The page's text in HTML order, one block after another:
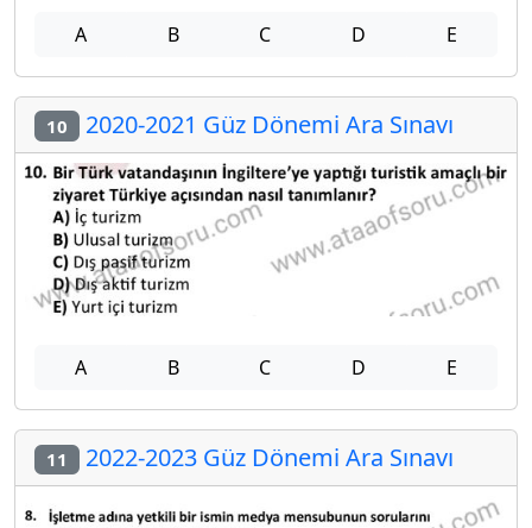
A B C D E
10 2020-2021 Güz Dönemi Ara Sınavı
A B C D E
11 2022-2023 Güz Dönemi Ara Sınavı